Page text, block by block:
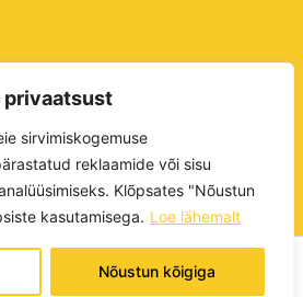
privaatsust
sirvimiskogemuse
reklaamide või sisu
Klõpsates "Nõustun
kasutamisega. Loe lähemalt
Nõustun kõigiga
Infokeskus OÜ © 2026